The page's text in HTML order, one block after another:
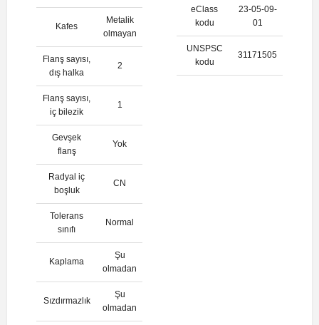
Kafes
Metalik
olmayan
Flanş sayısı,
dış halka
2
Flanş sayısı,
iç bilezik
1
Gevşek
flanş
Yok
Radyal iç
boşluk
CN
Tolerans
sınıfı
Normal
Kaplama
Şu
olmadan
Sızdırmazlık
Şu
olmadan
eClass
kodu
23-05-09-
01
UNSPSC
kodu
31171505